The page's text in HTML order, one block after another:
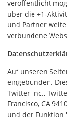
veröffentlicht
über die +1-
und Partner
verbundene
Auf unseren
eingebunden.
Twitter Inc.,
Francisco, CA
und der Funktion